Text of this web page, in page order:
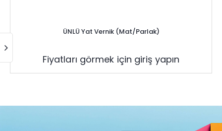
ÜNLÜ Yat Vernik (Mat/Parlak)
Fiyatları görmek için giriş yapın